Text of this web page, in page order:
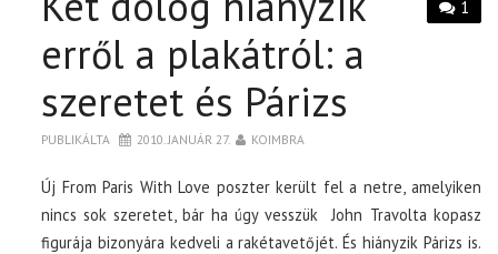
1
erről a plakátról: a
szeretet és Párizs
PUBLIKÁLTA 2010. JANUÁR 27. KOIMBRA
Új From Paris With Love poszter került fel a netre, amelyiken
nincs sok szeretet, bár ha úgy vesszük John Travolta kopasz
figurája bizonyára kedveli a rakétavetőjét. És hiányzik Párizs is.